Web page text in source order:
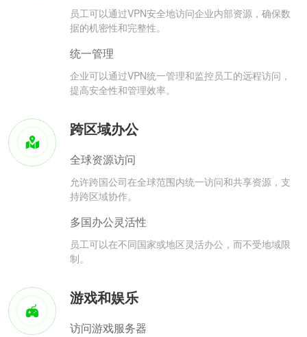
员工可以通过VPN安全地访问企业内部资源，确保数
据的机密性和完整性。
统一管理
企业可以通过VPN统一管理和监控员工的远程访问，
提高安全性和管理效率。
跨区域办公
全球资源访问
允许跨国公司在全球范围内统一访问和共享资源，支
持跨区域协作。
多国办公灵活性
员工可以在不同国家或地区灵活办公，而不受地域限
制。
游戏和娱乐
访问游戏服务器